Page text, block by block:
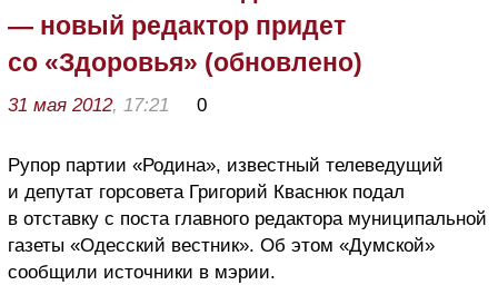
— новый редактор придет
со «Здоровья» (обновлено)
31 мая 2012, 17:21 0
Рупор партии «Родина», известный телеведущий
и депутат горсовета Григорий Кваснюк подал
в отставку с поста главного редактора муниципальной
газеты «Одесский вестник». Об этом «Думской»
сообщили источники в мэрии.